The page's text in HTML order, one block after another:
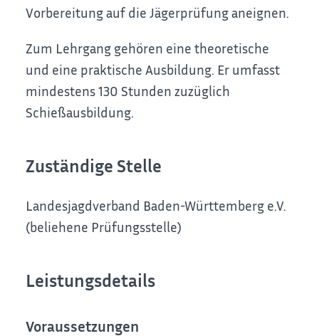
Vorbereitung auf die Jägerprüfung aneignen.
Zum Lehrgang gehören eine theoretische
und eine praktische Ausbildung. Er umfasst
mindestens 130 Stunden zuzüglich
Schießausbildung.
Zuständige Stelle
Landesjagdverband Baden-Württemberg e.V.
(beliehene Prüfungsstelle)
Leistungsdetails
Voraussetzungen